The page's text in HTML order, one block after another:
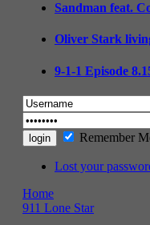
Sandman feat.
Oliver Stark
9-1-1 Episode
Remember
Lost your
Home
911 Lone Star